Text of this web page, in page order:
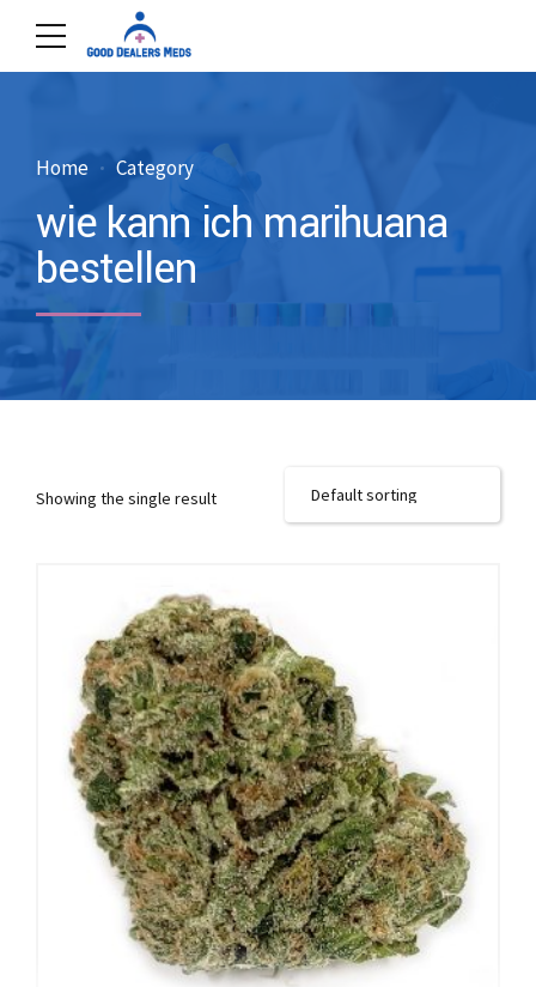
Home Category
wie kann ich marihuana
bestellen
Showing the single result